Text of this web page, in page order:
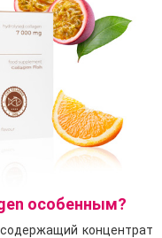
особенным?
концентрат